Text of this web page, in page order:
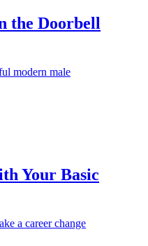
the Doorbell
modern male
Your Basic
a career change